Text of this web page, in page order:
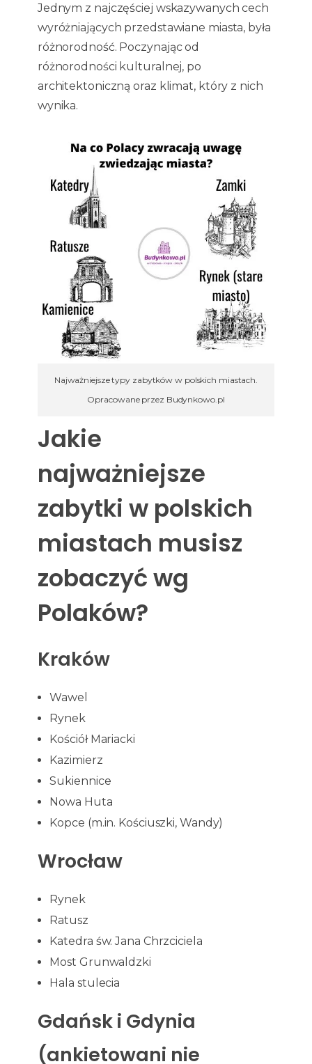
Jednym z najczęściej wskazywanych cech
wyróżniających przedstawiane miasta, była
różnorodność. Poczynając od
różnorodności kulturalnej, po
architektoniczną oraz klimat, który z nich
wynika.
Najważniejsze typy zabytków w polskich miastach.
Opracowane przez Budynkowo.pl
Jakie
najważniejsze
zabytki w polskich
miastach musisz
zobaczyć wg
Polaków?
Kraków
Wawel
Rynek
Kościół Mariacki
Kazimierz
Sukiennice
Nowa Huta
Kopce (m.in. Kościuszki, Wandy)
Wrocław
Rynek
Ratusz
Katedra św. Jana Chrzciciela
Most Grunwaldzki
Hala stulecia
Gdańsk i Gdynia
(ankietowani nie